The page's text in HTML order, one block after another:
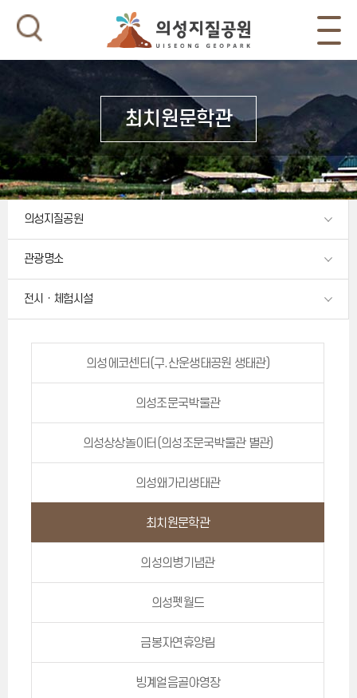
최치원문학관
의성지질공원
관광명소
전시ㆍ체험시설
의성에코센터(구.산운생태공원 생태관)
의성조문국박물관
의성상상놀이터(의성조문국박물관 별관)
의성왜가리생태관
최치원문학관
의성의병기념관
의성펫월드
금봉자연휴양림
빙계얼음골야영장